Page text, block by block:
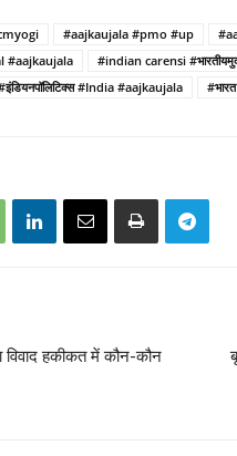
#aajkaujala #pmo #up
#aajkaujala
#indian carensi
#India #aajkaujala
विवाद हकीकत में कौन-कौन